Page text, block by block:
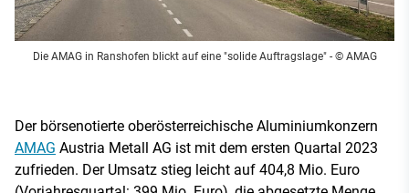
Die AMAG in Ranshofen blickt auf eine "solide Auftragslage"- © AMAG
Der börsenotierte oberösterreichische Aluminiumkonzern
AMAG Austria Metall AG ist mit dem ersten Quartal 2023
zufrieden. Der Umsatz stieg leicht auf 404,8 Mio. Euro